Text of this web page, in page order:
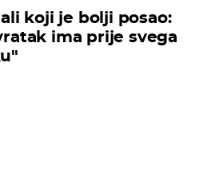
koji je bolji posao:
ima prije svega